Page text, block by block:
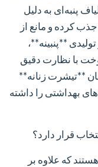
پنبه‌ای به دلیل
کرده و مانع از
**پنبینه**،
با نظارت دقیق
**تیشرت زنانه**
بهداشتی را داشته
قرار دارد؟
که علاوه بر